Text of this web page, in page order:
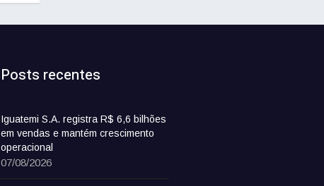
Posts recentes
Iguatemi S.A. registra R$ 6,6 bilhões
em vendas e mantém crescimento
operacional
07/08/2026